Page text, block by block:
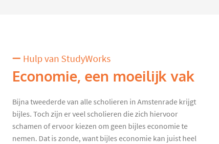
Hulp van StudyWorks
Economie, een moeilijk vak
Bijna tweederde van alle scholieren in Amstenrade krijgt
bijles. Toch zijn er veel scholieren die zich hiervoor
schamen of ervoor kiezen om geen bijles economie te
nemen. Dat is zonde, want bijles economie kan juist heel